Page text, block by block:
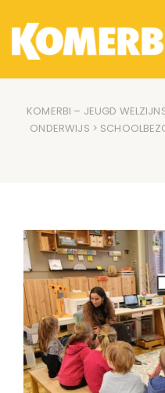
KOMERBI – JEUGD
ONDERWIJS >